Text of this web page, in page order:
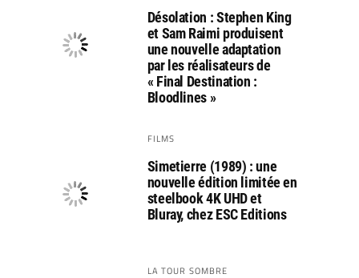
Désolation : Stephen King
et Sam Raimi produisent
une nouvelle adaptation
par les réalisateurs de
« Final Destination :
Bloodlines »
FILMS
Simetierre (1989) : une
nouvelle édition limitée en
steelbook 4K UHD et
Bluray, chez ESC Editions
LA TOUR SOMBRE